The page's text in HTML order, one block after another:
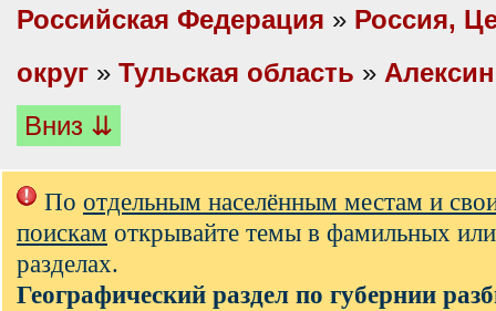
Российская Федерация » Россия,
округ » Тульская область »
Вниз ⇊
По отдельным населённым местам и
поискам открывайте темы в фамильных
разделах.
Географический раздел по губернии